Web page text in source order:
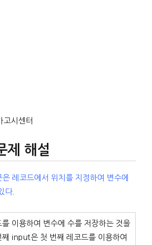
고시센터
제 해설
레코드에서 위치를 지정하여 변수에
다.
이용하여 변수에 수를 저장하는 것을
째 input은 첫 번째 레코드를 이용하여